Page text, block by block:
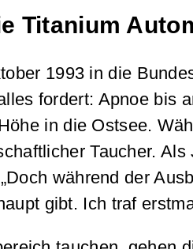
Titanium
1993 in die
fordert: Apnoe bis
in die Ostsee.
Taucher.
während der
gibt. Ich traf